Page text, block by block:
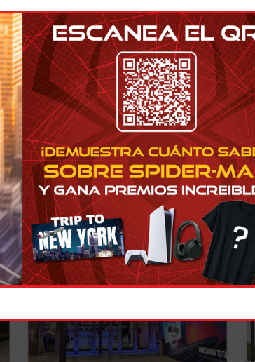
CASTELLÓN Dolby ATMOS ·VOSE ·
PREMIUM
PREMIUM
ESTEPARK
GIRONA VOSE Dolby ATMOS